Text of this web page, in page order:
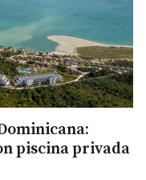
piscina privada